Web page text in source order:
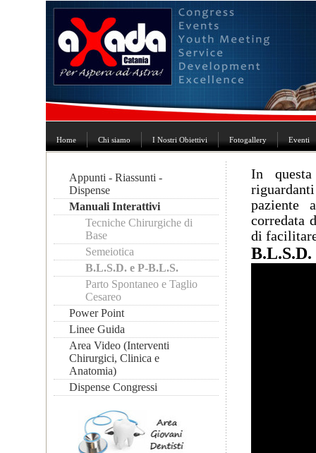
Home Chi siamo I Nostri Obiettivi Fotogallery Eventi
Appunti - Riassunti -
Dispense
Manuali Interattivi
Tecniche Chirurgiche di
Base
Semeiotica
B.L.S.D. e P-B.L.S.
Parto Spontaneo e Taglio
Cesareo
Power Point
Linee Guida
Area Video (Interventi
Chirurgici, Clinica e
Anatomia)
Dispense Congressi
In
paziente
corredata
di